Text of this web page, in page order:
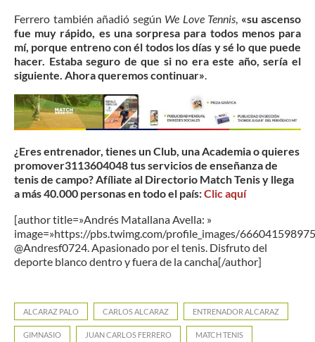
Ferrero también añadió según We Love Tennis «su ascenso
fue muy rápido, es una sorpresa para todos menos para
mí, porque entreno con él todos los días y sé lo que puede
hacer. Estaba seguro de que si no era este año, sería el
siguiente. Ahora queremos continuar»
¿Eres entrenador, tienes un Club, una Academia o quieres
promover3113604048 tus servicios de enseñanza de
tenis de campo? Afíliate al Directorio Match Tenis y llega
a más 40.000 personas en todo el país:Clic aquí
[author title=»Andrés Matallana Avella: »
image=»https://pbs.twimg.com/profile_images/
@Andresf0724. Apasionado por el tenis. Disfruto del
deporte blanco dentro y fuera de la cancha[/author]
ALCARAZ PALO CARLOS ALCARAZ ENTRENADOR ALCARAZ
GIMNASIO JUAN CARLOS FERRERO MATCH TENIS